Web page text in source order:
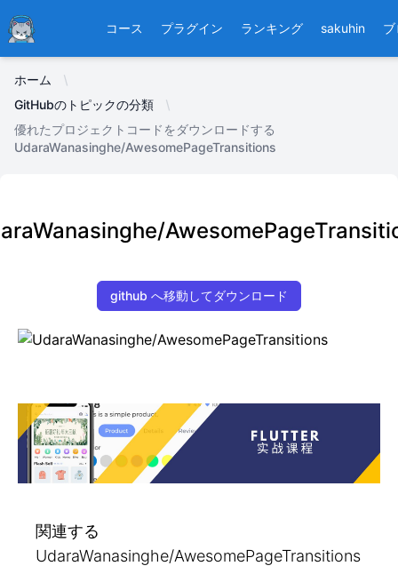
Ducafecat コース プラグイン ランキング sakuhin
ホーム
GitHubのトピックの分類
優れたプロジェクトコードをダウンロードする
UdaraWanasinghe/AwesomePageTransitions
github へ移動してダウンロード
関連する
UdaraWanasinghe/AwesomePageTransitions